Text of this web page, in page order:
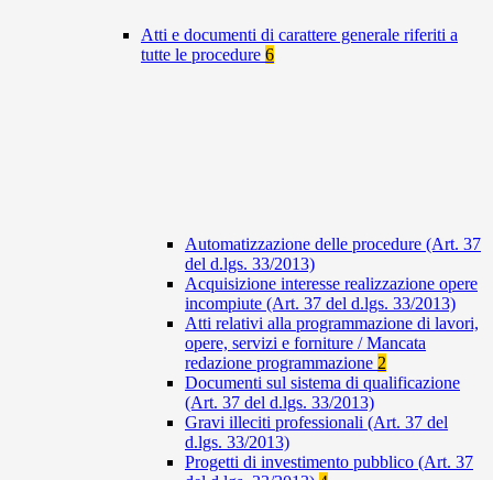
Atti e documenti di carattere generale riferiti a
tutte le procedure 6
Automatizzazione delle procedure (Art. 37
del d.lgs. 33/2013)
Acquisizione interesse realizzazione opere
incompiute (Art. 37 del d.lgs. 33/2013)
Atti relativi alla programmazione di lavori,
opere, servizi e forniture / Mancata
redazione programmazione 2
Documenti sul sistema di qualificazione
(Art. 37 del d.lgs. 33/2013)
Gravi illeciti professionali (Art. 37 del
d.lgs. 33/2013)
Progetti di investimento pubblico (Art. 37